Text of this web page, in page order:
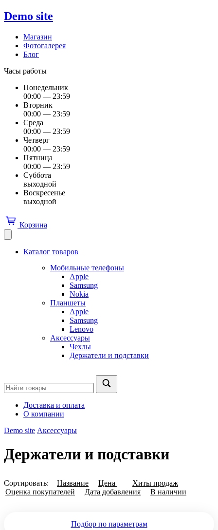
Demo site
Магазин
Фотогалерея
Блог
Часы работы
Понедельник
00:00 — 23:59
Вторник
00:00 — 23:59
Среда
00:00 — 23:59
Четверг
00:00 — 23:59
Пятница
00:00 — 23:59
Суббота
выходной
Воскресенье
выходной
Корзина
Каталог товаров
Мобильные телефоны
Apple
Samsung
Nokia
Планшеты
Apple
Samsung
Lenovo
Аксессуары
Чехлы
Держатели и подставки
Доставка и оплата
О компании
Demo site Аксессуары
Держатели и подставки
Сортировать: Название Цена
Хиты продаж
Оценка покупателей
Дата добавления В наличии
Подбор по параметрам